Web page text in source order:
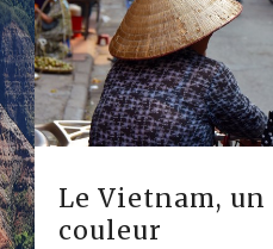
Le Vietnam,
couleur